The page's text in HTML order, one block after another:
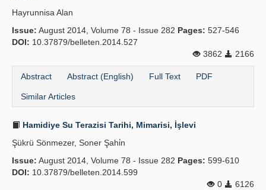
Hayrunnisa Alan
Issue: August 2014, Volume 78 - Issue 282 Pages: 527-546
DOI: 10.37879/belleten.2014.527
3862
2166
Abstract Abstract (English) Full Text PDF
Similar Articles
Hamidiye Su Terazisi Tarihi, Mimarisi, İşlevi
Şükrü Sönmezer, Soner Şahi̇n
Issue: August 2014, Volume 78 - Issue 282 Pages: 599-610
DOI: 10.37879/belleten.2014.599
0
6126